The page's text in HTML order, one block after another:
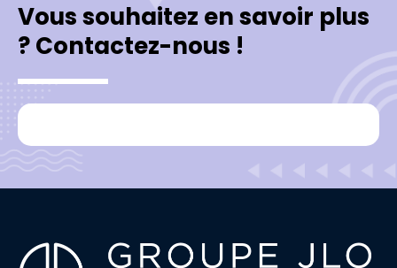
Vous souhaitez en savoir plus
? Contactez-nous !